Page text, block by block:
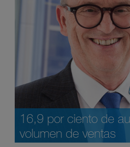
16,9 por ciento de
volumen de ventas